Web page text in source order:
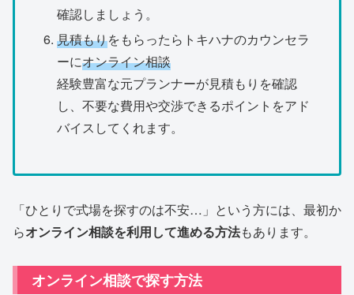
確認しましょう。
見積もりをもらったらトキハナのカウンセラ
ーにオンライン相談
経験豊富な元プランナーが見積もりを確認
し、不要な費用や交渉できるポイントをアド
バイスしてくれます。
「ひとりで式場を探すのは不安…」という方には、最初か
らオンライン相談を利用して進める方法もあります。
オンライン相談で探す方法